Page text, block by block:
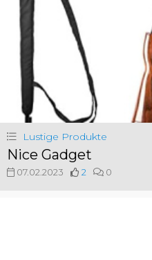
Lustige Produkte
Nice Gadget
07.02.2023 2 0